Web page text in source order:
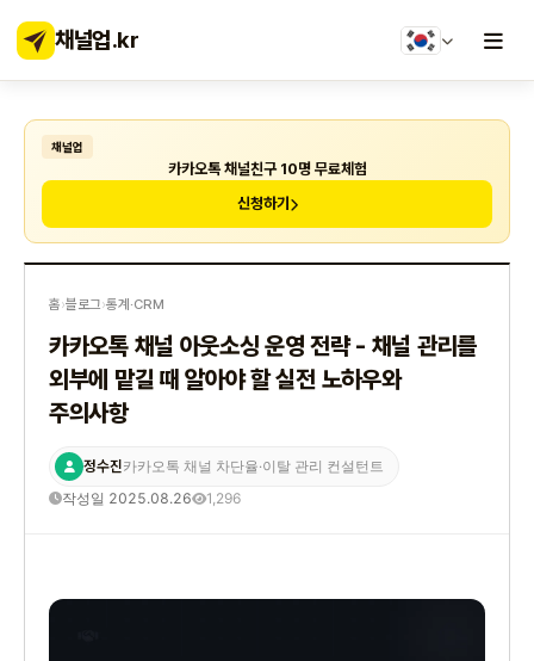
채널업.kr
채널업
카카오톡 채널친구 10명 무료체험
신청하기
홈›블로그›통계·CRM
카카오톡 채널 아웃소싱 운영 전략 - 채널 관리를
외부에 맡길 때 알아야 할 실전 노하우와
주의사항
정수진카카오톡 채널 차단율·이탈 관리 컨설턴트
작성일 2025.08.26 1,296